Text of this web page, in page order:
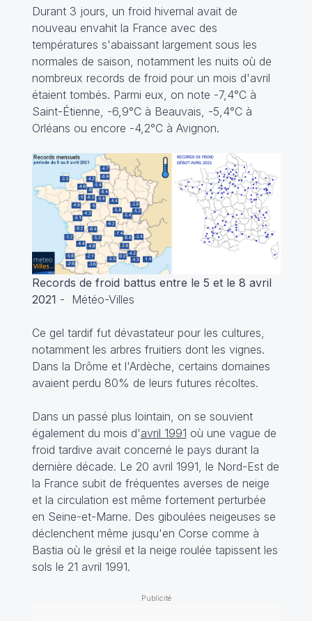
Durant 3 jours, un froid hivernal avait de
nouveau envahit la France avec des
températures s'abaissant largement sous les
normales de saison, notamment les nuits où de
nombreux records de froid pour un mois d'avril
étaient tombés. Parmi eux, on note -7,4°C à
Saint-Étienne, -6,9°C à Beauvais, -5,4°C à
Orléans ou encore -4,2°C à Avignon.
Records de froid battus entre le 5 et le 8 avril
2021 - Météo-Villes
Ce gel tardif fut dévastateur pour les cultures,
notamment les arbres fruitiers dont les vignes.
Dans la Drôme et l'Ardèche, certains domaines
avaient perdu 80% de leurs futures récoltes.
Dans un passé plus lointain, on se souvient
également du mois d'avril 1991 où une vague de
froid tardive avait concerné le pays durant la
dernière décade. Le 20 avril 1991, le Nord-Est de
la France subit de fréquentes averses de neige
et la circulation est même fortement perturbée
en Seine-et-Marne. Des giboulées neigeuses se
déclenchent même jusqu'en Corse comme à
Bastia où le grésil et la neige roulée tapissent les
sols le 21 avril 1991.